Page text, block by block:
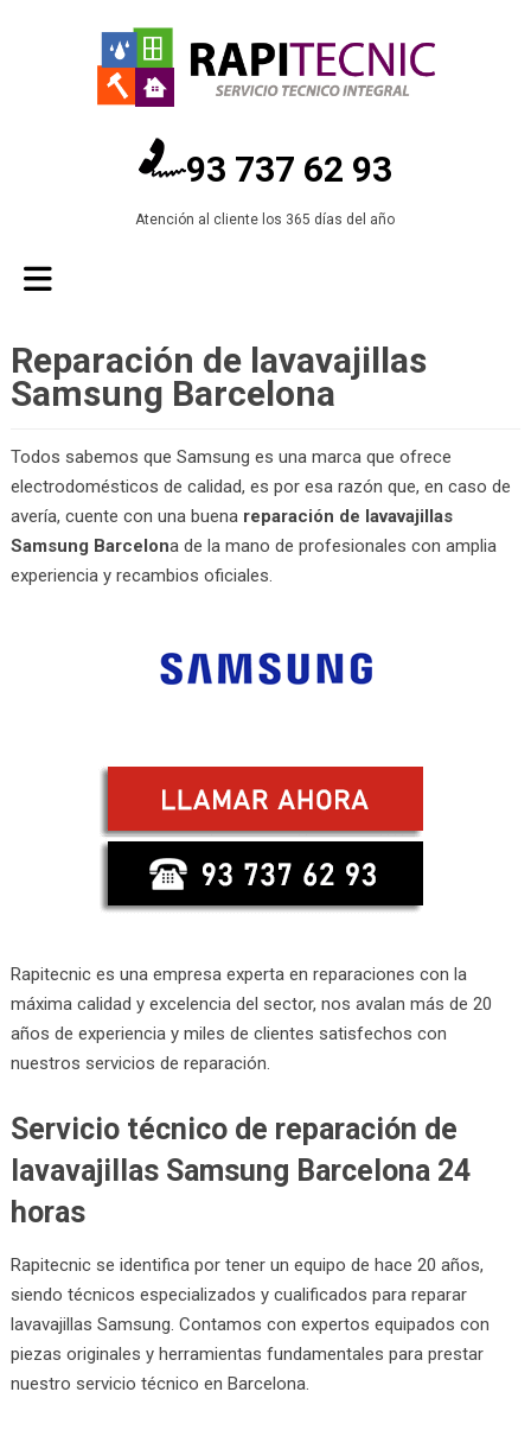
93 737 62 93
Atención al cliente los 365 días del año
Reparación de lavavajillas
Samsung Barcelona
Todos sabemos que Samsung es una marca que ofrece
electrodomésticos de calidad, es por esa razón que, en caso de
avería, cuente con una buena reparación de lavavajillas
Samsung Barcelona de la mano de profesionales con amplia
experiencia y recambios oficiales.
Rapitecnic es una empresa experta en reparaciones con la
máxima calidad y excelencia del sector, nos avalan más de 20
años de experiencia y miles de clientes satisfechos con
nuestros servicios de reparación.
Servicio técnico de reparación de
lavavajillas Samsung Barcelona 24
horas
Rapitecnic se identifica por tener un equipo de hace 20 años,
siendo técnicos especializados y cualificados para reparar
lavavajillas Samsung. Contamos con expertos equipados con
piezas originales y herramientas fundamentales para prestar
nuestro servicio técnico en Barcelona.